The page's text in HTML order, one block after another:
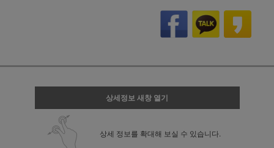
상세정보 새창 열기
상세 정보를 확대해 보실 수 있습니다.